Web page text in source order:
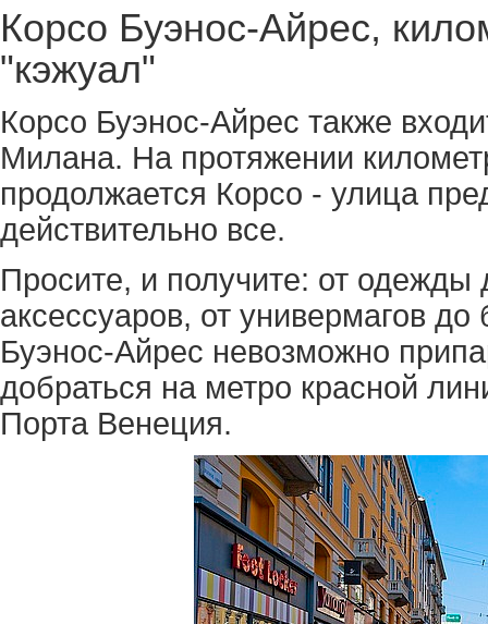
Корсо Буэнос-Айрес,
"кэжуал"
Корсо Буэнос-Айрес также
Милана. На протяжении
продолжается Корсо - улица
действительно все.
Просите, и получите: от одежды
аксессуаров, от универмагов
Буэнос-Айрес невозможно
добраться на метро красной
Порта Венеция.